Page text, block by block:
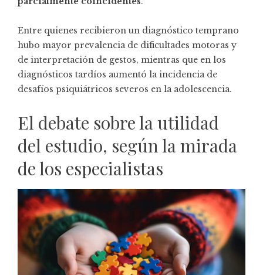
Entre quienes recibieron un diagnóstico temprano
hubo mayor prevalencia de dificultades motoras y
de interpretación de gestos, mientras que en los
diagnósticos tardíos aumentó la incidencia de
desafíos psiquiátricos severos en la adolescencia.
El debate sobre la utilidad
del estudio, según la mirada
de los especialistas